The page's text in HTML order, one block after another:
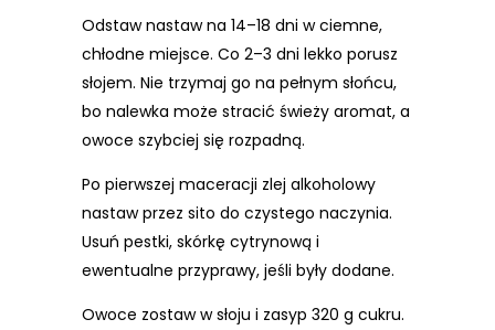
Odstaw nastaw na 14–18 dni w ciemne,
chłodne miejsce. Co 2–3 dni lekko porusz
słojem. Nie trzymaj go na pełnym słońcu,
bo nalewka może stracić świeży aromat, a
owoce szybciej się rozpadną.
Po pierwszej maceracji zlej alkoholowy
nastaw przez sito do czystego naczynia.
Usuń pestki, skórkę cytrynową i
ewentualne przyprawy, jeśli były dodane.
Owoce zostaw w słoju i zasyp 320 g cukru.